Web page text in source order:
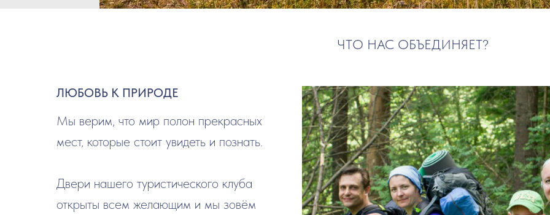
ЧТО НАС ОБЪЕДИНЯЕТ?
ЛЮБОВЬ К ПРИРОДЕ
Мы верим, что мир полон прекрасных
мест, которые стоит увидеть и познать.
Двери нашего туристического клуба
открыты всем желающим и мы зовём